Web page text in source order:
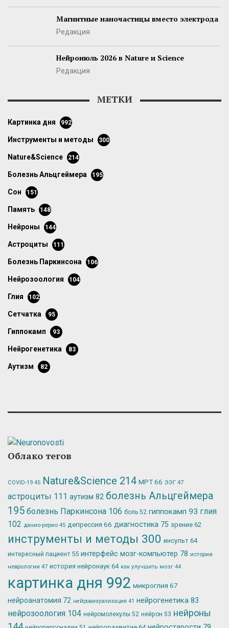
Магнитные наночастицы вместо электрода
Редакция
Нейроиюль 2026 в Nature и Science
Редакция
МЕТКИ
картинка дня 992
инструменты и методы 300
Nature&Science 214
болезнь Альцгеймера 195
сон 151
память 148
нейроны 144
астроциты 111
болезнь Паркинсона 106
нейрозоология 104
глия 102
сетчатка 95
гиппокамп 93
нейрогенетика 83
аутизм 82
Облако тегов
COVID-19 45 Nature&Science 214 МРТ66 ЭЭГ 47
астроциты 111 аутизм 82 болезнь Альцгеймера
195 болезнь Паркинсона 106 боль 52 гиппокамп 93 глия
102 данио-рерио 45 депрессия 66 диагностика 75 зрение 62
инструменты и методы 300 инсульт 64
интересный пациент 55 интерфейс мозг-компьютер 78 история
неврологии 47 история нейронаук 64 как улучшить мозг 44
картинка дня 992 микроглия 67
нейроанатомия 72 нейровизуализация 41 нейрогенетика 83
нейрозоология 104 нейромолекулы 52 нейрон 53 нейроны